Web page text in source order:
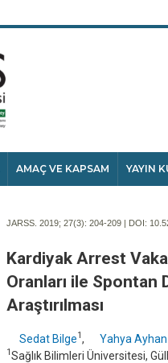
AMAÇ VE KAPSAM YAYIN
JARSS. 2019; 27(3): 204-209 | DOI:
Kardiyak Arrest
Oranları ile Spontan
Araştırılması
Sedat Bilge1 , Yahya
1 Sağlık Bilimleri Üniversitesi,